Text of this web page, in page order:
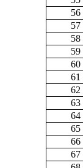
56
57
58
59
60
61
62
63
64
65
66
67